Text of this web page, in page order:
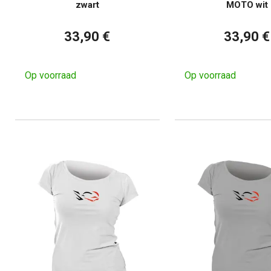
zwart
33,90 €
Op voorraad
MOTO wit
33,90 €
Op voorraad